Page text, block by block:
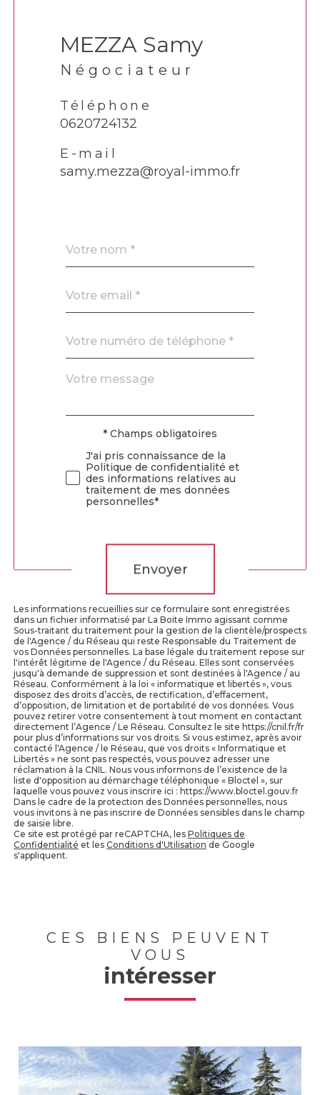
MEZZA Samy
Négociateur
Téléphone
0620724132
E-mail
samy.mezza@royal-immo.fr
par
*
*
*
Fieldset
défaut
Message
*
Validation* Champs obligatoires
J'ai pris connaissance de la
Politique de confidentialité et
des informations relatives au
traitement de mes données
personnelles*
Envoyer
Les informations recueillies sur ce formulaire sont enregistrées
dans un fichier informatisé par La Boite Immo agissant comme
Sous-traitant du traitement pour la gestion de la clientèle/prospects
de l'Agence / du Réseau qui reste Responsable du Traitement de
vos Données personnelles. La base légale du traitement repose sur
l'intérêt légitime de l'Agence / du Réseau. Elles sont conservées
jusqu'à demande de suppression et sont destinées à l'Agence / au
Réseau. Conformément à la loi « informatique et libertés », vous
disposez des droits d’accès, de rectification, d’effacement,
d’opposition, de limitation et de portabilité de vos données. Vous
pouvez retirer votre consentement à tout moment en contactant
directement l’Agence / Le Réseau. Consultez le site https://cnil.fr/fr
pour plus d’informations sur vos droits. Si vous estimez, après avoir
contacté l'Agence / le Réseau, que vos droits « Informatique et
Libertés » ne sont pas respectés, vous pouvez adresser une
réclamation à la CNIL. Nous vous informons de l’existence de la
liste d'opposition au démarchage téléphonique « Bloctel », sur
laquelle vous pouvez vous inscrire ici : https://www.bloctel.gouv.fr
Dans le cadre de la protection des Données personnelles, nous
vous invitons à ne pas inscrire de Données sensibles dans le champ
de saisie libre.
Ce site est protégé par reCAPTCHA, les Politiques de
Confidentialité et les Conditions d'Utilisation de Google
s'appliquent.
CES BIENS PEUVENT
VOUS
intéresser